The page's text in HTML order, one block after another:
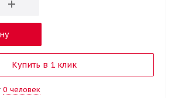
Купить в 1 клик
0 человек